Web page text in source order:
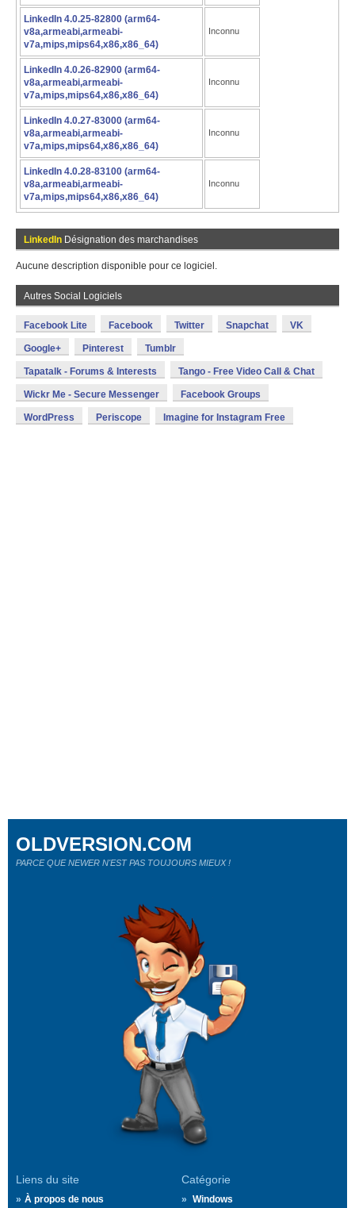
LinkedIn 4.0.25-82800 (arm64-
v8a,armeabi,armeabi-
v7a,mips,mips64,x86,x86_64)
Inconnu
LinkedIn 4.0.26-82900 (arm64-
v8a,armeabi,armeabi-
v7a,mips,mips64,x86,x86_64)
Inconnu
LinkedIn 4.0.27-83000 (arm64-
v8a,armeabi,armeabi-
v7a,mips,mips64,x86,x86_64)
Inconnu
LinkedIn 4.0.28-83100 (arm64-
v8a,armeabi,armeabi-
v7a,mips,mips64,x86,x86_64)
Inconnu
LinkedIn Désignation des marchandises
Aucune description disponible pour ce logiciel.
Autres Social Logiciels
Facebook Lite Facebook Twitter Snapchat VK
Google+ Pinterest Tumblr
Tapatalk - Forums & Interests Tango - Free Video Call & Chat
Wickr Me - Secure Messenger Facebook Groups
WordPress Periscope Imagine for Instagram Free
Liens du site
À propos de nous
Catégorie
Windows
OLDVERSION.COM
PARCE QUE NEWER N'EST PAS TOUJOURS MIEUX !